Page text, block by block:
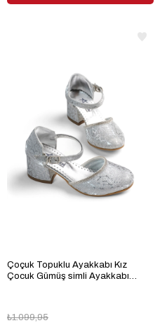
Çoçuk Topuklu Ayakkabı Kız
Çocuk Gümüş simli Ayakkabı
₺1.099,95